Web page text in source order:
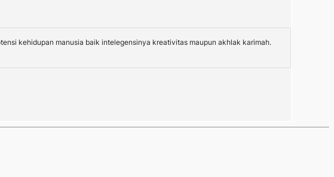
kehidupan manusia baik intelegensinya kreativitas maupun akhlak karimah.